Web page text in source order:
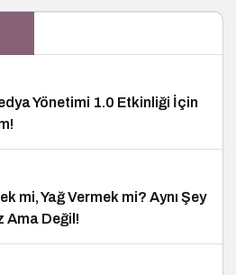
Yönetimi 1.0 Etkinliği İçin
mi, Yağ Vermek mi? Aynı Şey
Ama Değil!